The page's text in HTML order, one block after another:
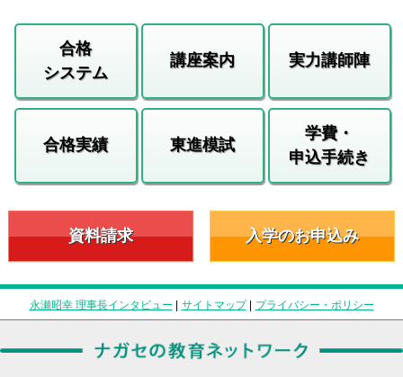
合格
システム
講座案内 実力講師陣
合格実績 東進模試
学費・
申込手続き
資料請求 入学のお申込み
永瀬昭幸 理事長インタビュー | サイトマップ| プライバシー・ポリシー